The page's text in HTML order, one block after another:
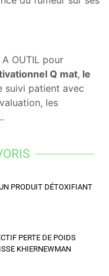
OUTIL pour
Q mat, le
suivi patient avec
les
PRODUIT DÉTOXIFIANT
PERTE DE POIDS
KHIERNEWMAN